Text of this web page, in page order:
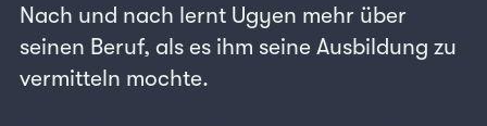
Nach und nach lernt Ugyen mehr über
seinen Beruf, als es ihm seine Ausbildung zu
vermitteln mochte.